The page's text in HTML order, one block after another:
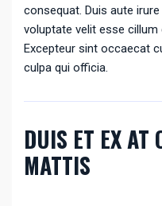
consequat. Duis aute
voluptate velit esse cillum
Excepteur sint occaecat
culpa qui officia.
DUIS ET EX AT
MATTIS